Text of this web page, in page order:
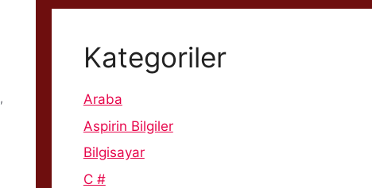
,
Kategoriler
Araba
Aspirin Bilgiler
Bilgisayar
C #